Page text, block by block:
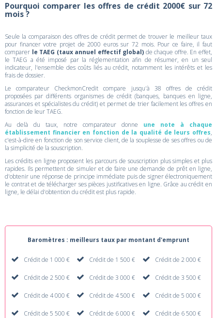
Pourquoi comparer les offres de crédit 2000€ sur 72
mois ?
Seule la comparaison des offres de crédit permet de trouver le meilleur taux
pour financer votre projet de 2000 euros sur 72 mois. Pour ce faire, il faut
comparer le TAEG (taux annuel effectif global) de chaque offre. En effet,
le TAEG a été imposé par la réglementation afin de résumer, en un seul
indicateur, l'ensemble des coûts liés au crédit, notamment les intérêts et les
frais de dossier.
Le comparateur CheckmonCredit compare jusqu'à 38 offres de crédit
proposées par différents organismes de crédit (banques, banques en ligne,
assurances et spécialistes du crédit) et permet de trier facilement les offres en
fonction de leur TAEG.
Au delà du taux, notre comparateur donne une note à chaque
établissement financier en fonction de la qualité de leurs offres,
c'est-à-dire en fonction de son service client, de la souplesse de ses offres ou de
la simplicité de la souscription.
Les crédits en ligne proposent les parcours de souscription plus simples et plus
rapides. Ils permettent de simuler et de faire une demande de prêt en ligne,
d'obtenir une réponse de principe immédiate puis de signer électroniquement
le contrat et de télécharger ses pièces justificatives en ligne. Grâce au crédit en
ligne, le délai d'obtention du crédit est plus rapide.
Baromètres : meilleurs taux par montant d'emprunt
Crédit de 1 000 € Crédit de 1 500 € Crédit de 2 000 €
Crédit de 2 500 € Crédit de 3 000 € Crédit de 3 500 €
Crédit de 4 000 € Crédit de 4 500 € Crédit de 5 000 €
Crédit de 5 500 € Crédit de 6 000 € Crédit de 6 500 €